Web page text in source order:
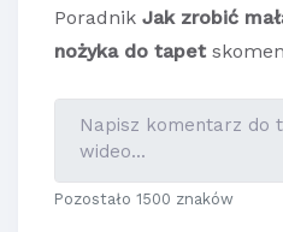
Poradnik Jak zrobić
nożyka do tapet
Pozostało 1500 znaków